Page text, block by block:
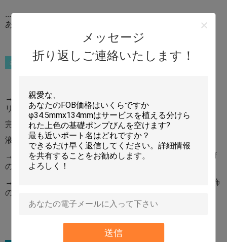
メッセージ
折り返しご連絡いたします！
送信
..................................................................
あらゆる色の注入のためのどの部品でも利用できます
→の二重壁の瓶の構造はあらゆる反作用に感動させるアク
リルの外の層からクリームを直接保護します
完全な圧搾の感じを与える→ポンプ中心の構造
液体複数の使用のために適した→
→のailrless瓶は液体の左を保障しないし、より多くのshef
の生命を意味します
→のある特定のプロセスによる利用できる色のmultipal装飾
の選択